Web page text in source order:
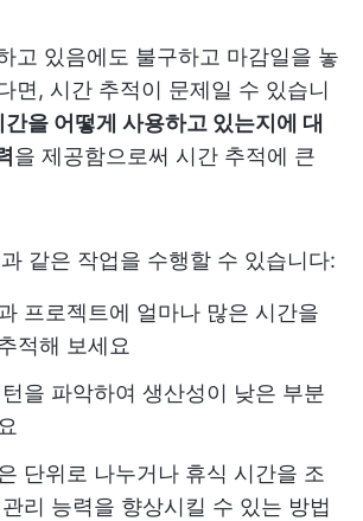
고 있음에도 불구하고 마감일을 놓
면, 시간 추적이 문제일 수 있습니
간을 어떻게 사용하고 있는지에 대
을 제공함으로써 시간 추적에 큰
같은 작업을 수행할 수 있습니다:
프로젝트에 얼마나 많은 시간을
적해 보세요
을 파악하여 생산성이 낮은 부분
단위로 나누거나 휴식 시간을 조
리 능력을 향상시킬 수 있는 방법